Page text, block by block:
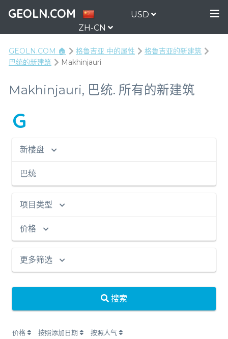
GEOLN.COM
ZH-CN
USD
GEOLN.COM 🏠 格鲁吉亚 中的属性
格鲁吉亚的新建筑
巴统的新建筑
Makhinjauri
Makhinjauri, 巴统. 所有的新建筑
G
新楼盘
巴统
项目类型
价格
更多筛选
搜索
价格 按照添加日期 按照人气